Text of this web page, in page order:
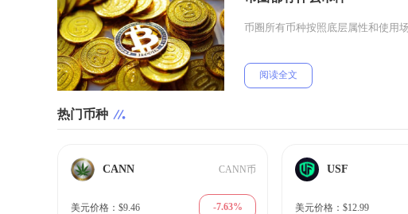
币圈所有币种按照底层属性和使用
阅读全文
热门币种
CANN CANN币
美元价格：$9.46 -7.63%
USF
美元价格：$12.99